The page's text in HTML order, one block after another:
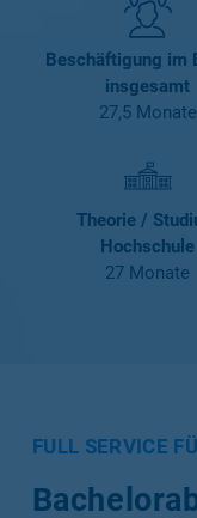
Beschäftigung im
insgesamt
27,5 Monate
Theorie /
Hochschule
27 Monate
FULL SERVICE